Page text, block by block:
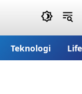
Teknologi